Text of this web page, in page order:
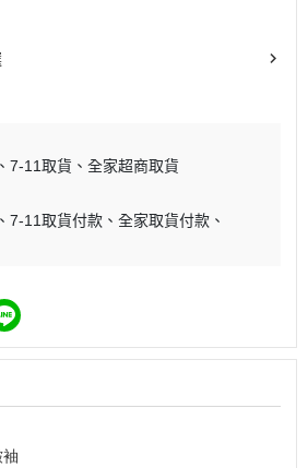
7-11取貨
全家超商取貨
7-11取貨付款
全家取貨付款